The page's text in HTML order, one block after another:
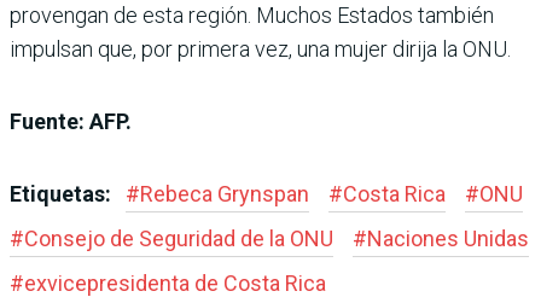
provengan de esta región. Muchos Estados también
impulsan que, por primera vez, una mujer dirija la ONU.
Fuente: AFP.
Etiquetas: #Rebeca Grynspan #Costa Rica #ONU
#Consejo de Seguridad de la ONU #Naciones Unidas
#exvicepresidenta de Costa Rica